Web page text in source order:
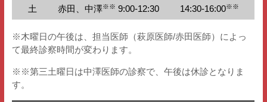
土 赤田、中澤※※ 9:00-12:30 14:30-16:00※※
※木曜日の午後は、担当医師（萩原医師/赤田医師）によっ
て最終診察時間が変わります。
※※第三土曜日は中澤医師の診察で、午後は休診となりま
す。